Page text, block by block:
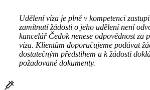
Udělení víza je plně v kompetenci
zamítnutí žádosti o jeho udělení není
kancelář Čedok nenese odpovědnost za
víza. Klientům doporučujeme podávat
dostatečným předstihem a k žádosti
požadované dokumenty.